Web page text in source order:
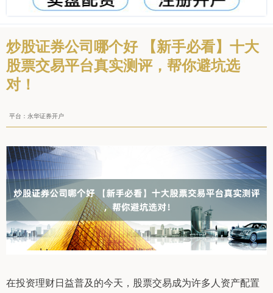
炒股证券公司哪个好 【新手必看】十大
股票交易平台真实测评，帮你避坑选
对！
平台：永华证券开户
在投资理财日益普及的今天，股票交易成为许多人资产配置